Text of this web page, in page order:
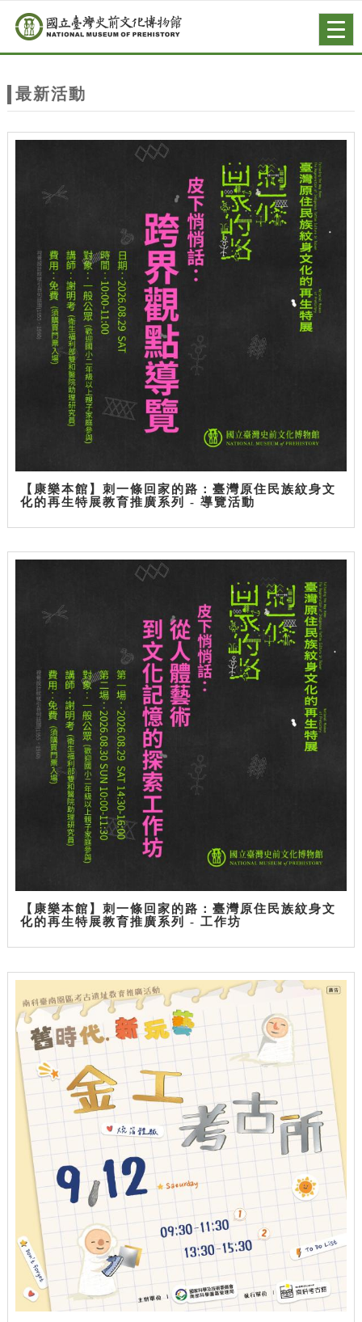
站
主
跳到主要內容
網站導覽
最新活動
【康樂本館】刺一條回家的路：臺灣原住民族紋身文
化的再生特展教育推廣系列 - 導覽活動
【康樂本館】刺一條回家的路：臺灣原住民族紋身文
化的再生特展教育推廣系列 - 工作坊